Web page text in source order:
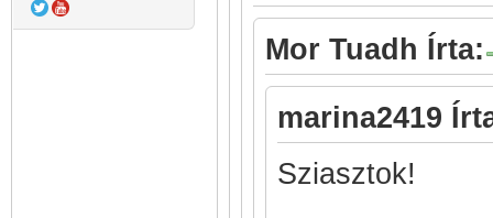
Mor Tuadh Írta:
marina2419
Sziasztok!